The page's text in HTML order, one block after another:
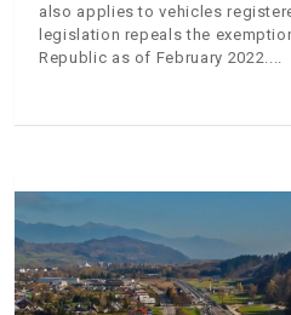
also applies to vehicles
legislation repeals the
Republic as of February 2022.